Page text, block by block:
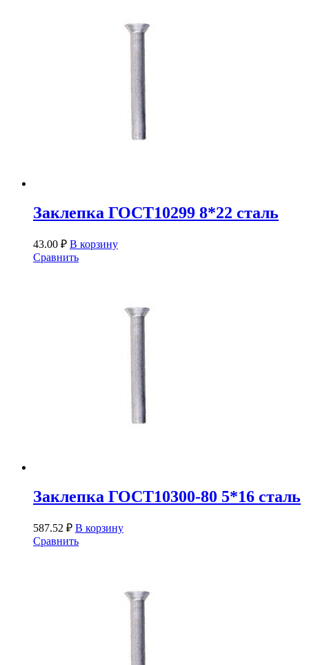
Заклепка ГОСТ10299 8*22 сталь
43.00 ₽ В корзину
Сравнить
Заклепка ГОСТ10300-80 5*16 сталь
587.52 ₽ В корзину
Сравнить